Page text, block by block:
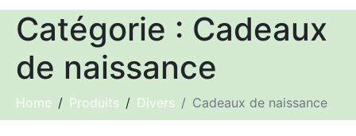
Catégorie : Cadeaux
de naissance
Home Produits Divers Cadeaux de naissance